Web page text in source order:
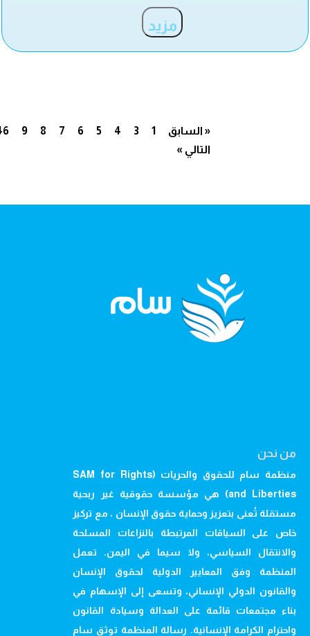
مزيد
« السابق 1
3
4
5
6
7
8
9
التالي »
من نحن
منظمة سام للحقوق والحريات (SAM for Rights
and Liberties) هي مؤسسة حقوقية غير ربحية
مستقلة تُعنى بتعزيز وحماية حقوق الإنسان ، مع تركيز
خاص على السياقات المرتبطة بالنزاعات المسلحة
والانتقال السياسي، ولا سيما في اليمن. تعمل
المنظمة وفق المعايير الدولية لحقوق الإنسان
والقانون الدولي الإنساني، وتسعى إلى الإسهام في
بناء مجتمعات قائمة على العدالة وسيادة القانون
واحترام الكرامة الإنسانية. رسالة المنظمة توثق سام